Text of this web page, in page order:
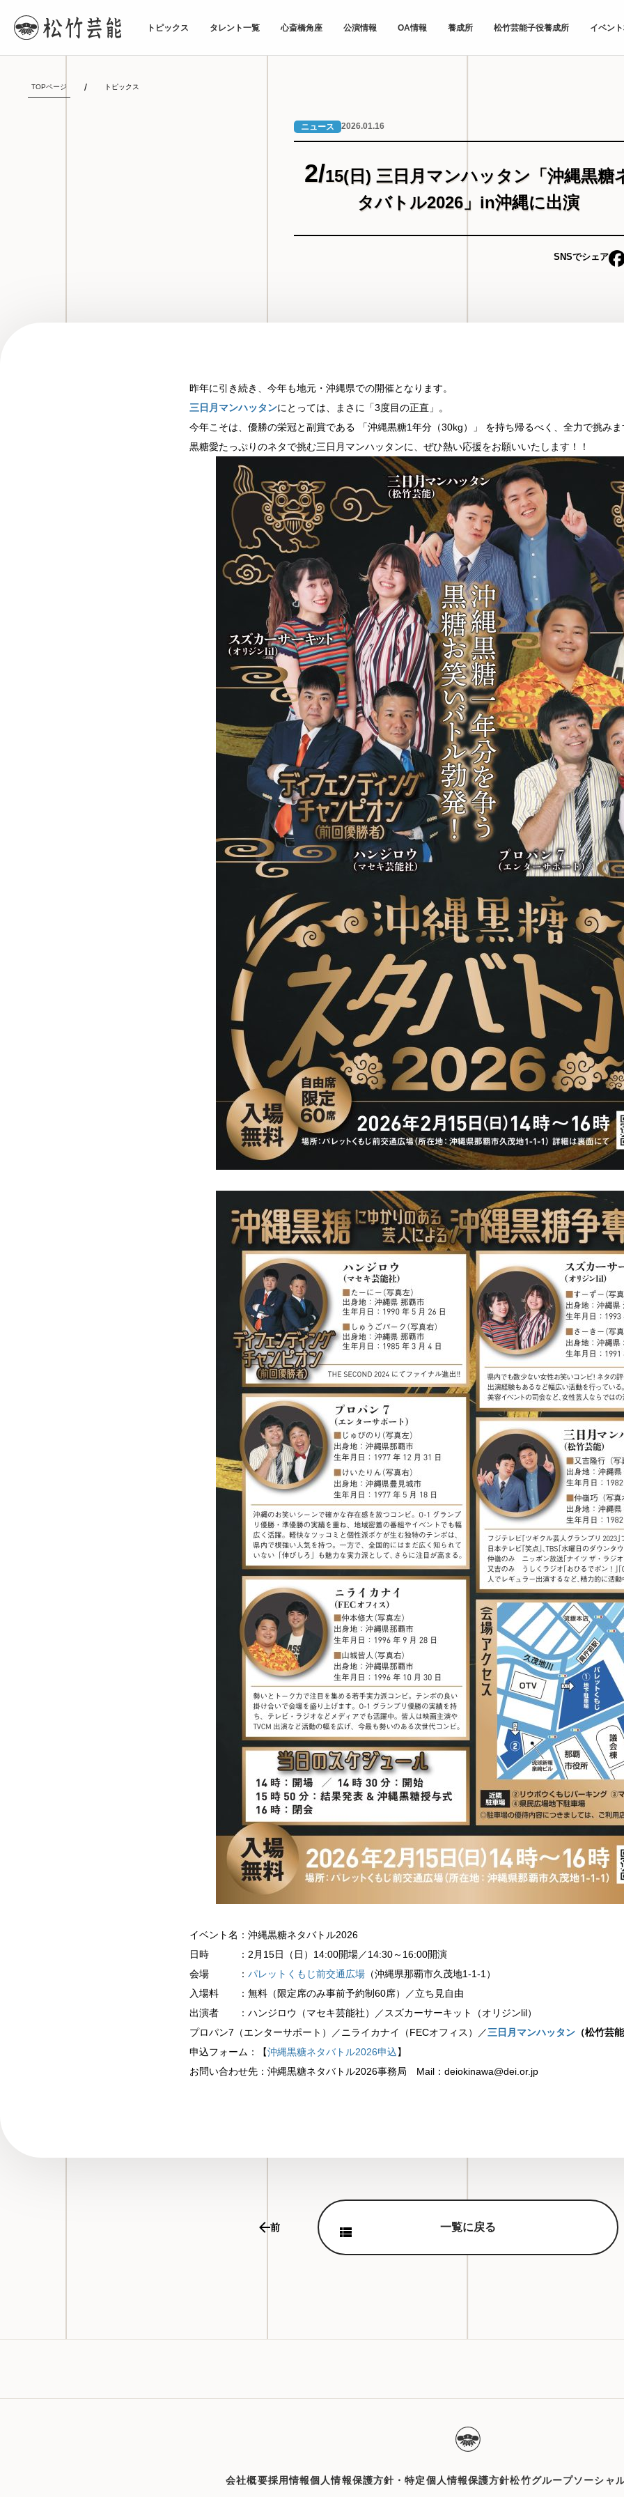
トピックス タレント一覧 心斎橋角座 公演情報 OA情報 養成所 松竹芸能子役養成所 イベン
TOPページ トピックス
ニュース 2026.01.16
2/15(日) 三日月マンハッタン「沖縄黒糖
タバトル2026」in沖縄に出演
SNSでシェア
昨年に引き続き、今年も地元・沖縄県での開催となります。
三日月マンハッタンにとっては、まさに「3度目の正直」。
今年こそは、優勝の栄冠と副賞である 「沖縄黒糖1年分（30kg）」 を持ち帰るべく、全力で挑みま
黒糖愛たっぷりのネタで挑む三日月マンハッタンに、ぜひ熱い応援をお願いいたします！！
イベント名：沖縄黒糖ネタバトル2026
日時 ：2月15日（日）14:00開場／14:30～16:00開演
会場 ： パレットくもじ前交通広場 （沖縄県那覇市久茂地1-1-1）
入場料 ：無料（限定席のみ事前予約制60席）／立ち見自由
出演者 ：ハンジロウ（マセキ芸能社）／スズカーサーキット（オリジンlil）
プロパン7（エンターサポート）／ニライカナイ（FECオフィス）／三日月マンハッタン （松竹芸
申込フォーム：【沖縄黒糖ネタバトル2026申込】
お問い合わせ先：沖縄黒糖ネタバトル2026事務局 Mail：deiokinawa@dei.or.jp
前 一覧に戻る
会社概要採用情報個人情報保護方針・特定個人情報保護方針松竹グループソーシャ